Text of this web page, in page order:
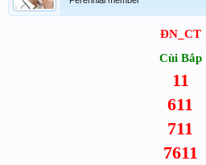
ĐN_CT
Cùi Bắp
11
611
711
7611